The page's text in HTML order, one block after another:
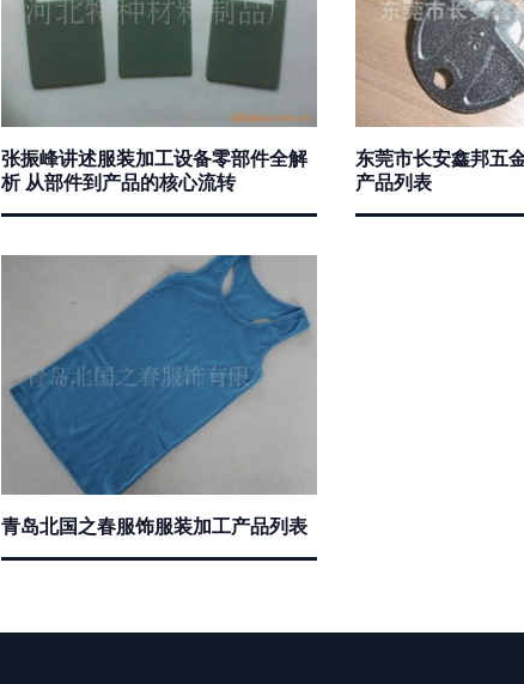
张振峰讲述服装加工设备零部件全解
析 从部件到产品的核心流转
东莞市长安鑫邦五
产品列表
青岛北国之春服饰服装加工产品列表